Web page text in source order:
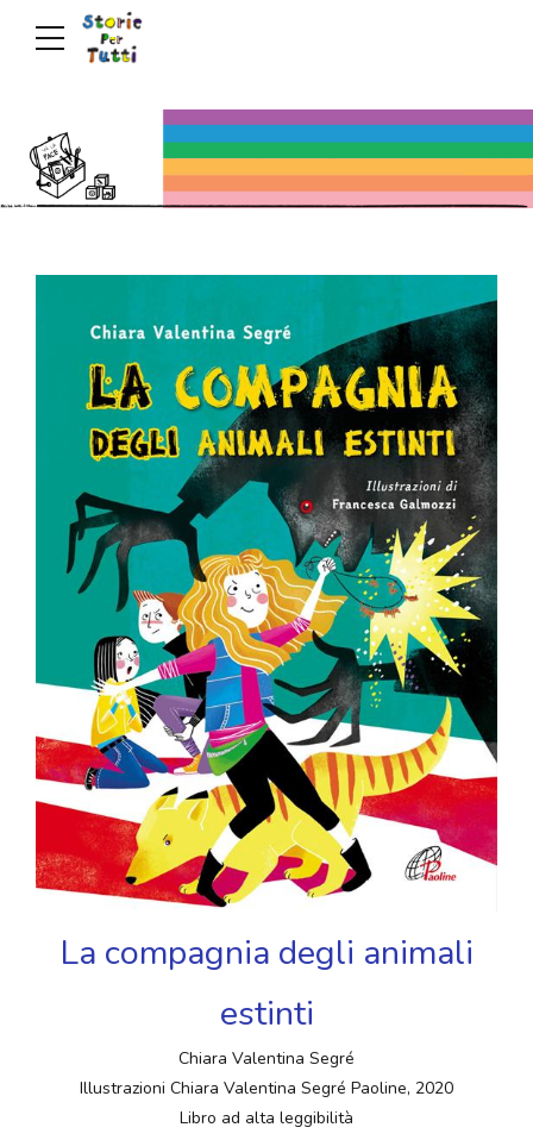
La compagnia degli animali
estinti
Chiara Valentina Segré
Illustrazioni Chiara Valentina Segré Paoline, 2020
Libro ad alta leggibilità